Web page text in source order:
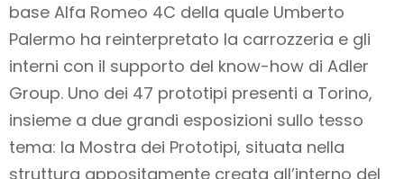
base Alfa Romeo 4C della quale Umberto
Palermo ha reinterpretato la carrozzeria e gli
interni con il supporto del know-how di Adler
Group. Uno dei 47 prototipi presenti a Torino,
insieme a due grandi esposizioni sullo tesso
tema: la Mostra dei Prototipi, situata nella
struttura appositamente creata all’interno del